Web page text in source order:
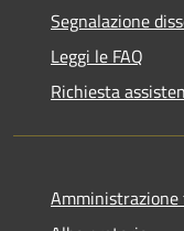
Segnalazione
Leggi le FAQ
Richiesta